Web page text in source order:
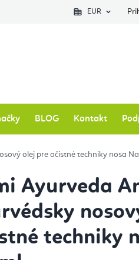
EUR
BLOG Kontakt
olej pre očistné techniky nosa
Ayurveda
techniky